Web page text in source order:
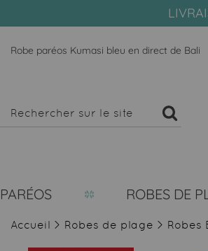
Robe paréos Kumasi bleu en direct de Bali
PARÉOS ROBES DE
Accueil > Robes de plage > Robes